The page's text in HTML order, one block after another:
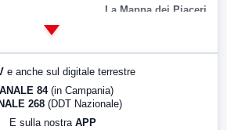
La Mappa dei Piaceri
e anche sul digitale terrestre
84 (in Campania)
268 (DDT Nazionale)
E sulla nostra APP